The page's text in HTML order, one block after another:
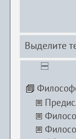
Выделите